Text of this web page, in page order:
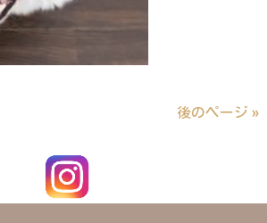
後のページ »